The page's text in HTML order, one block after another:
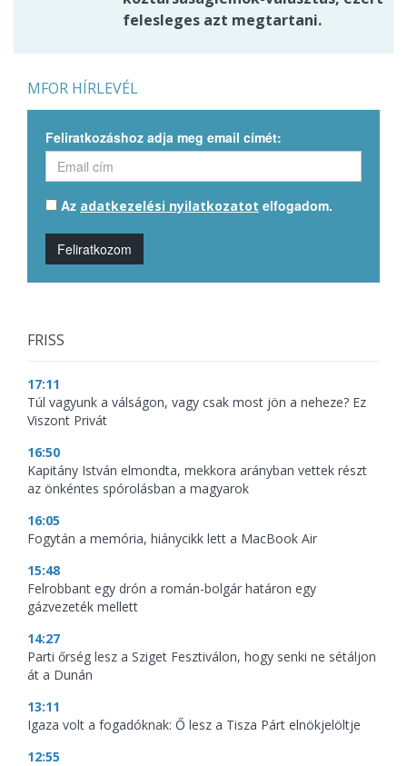
felesleges azt megtartani.
MFOR HÍRLEVÉL
Feliratkozáshoz adja meg email címét:
Az adatkezelési nyilatkozatot elfogadom.
Feliratkozom
FRISS
17:11
Túl vagyunk a válságon, vagy csak most jön a neheze? Ez
Viszont Privát
16:50
Kapitány István elmondta, mekkora arányban vettek részt
az önkéntes spórolásban a magyarok
16:05
Fogytán a memória, hiánycikk lett a MacBook Air
15:48
Felrobbant egy drón a román-bolgár határon egy
gázvezeték mellett
14:27
Parti őrség lesz a Sziget Fesztiválon, hogy senki ne sétáljon
át a Dunán
13:11
Igaza volt a fogadóknak: Ő lesz a Tisza Párt elnökjelöltje
12:55